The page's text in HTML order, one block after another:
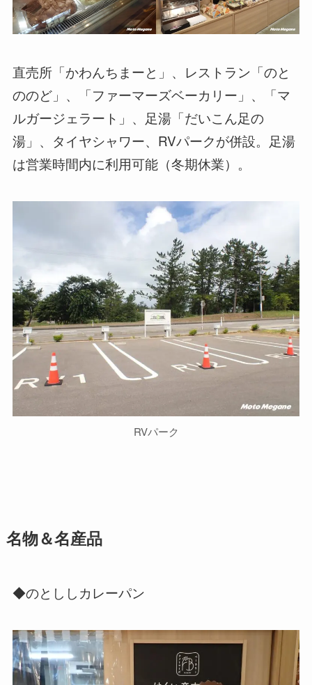
直売所「かわんちまーと」、レストラン「のと
ののど」、「ファーマーズベーカリー」、「マ
ルガージェラート」、足湯「だいこん足の
湯」、タイヤシャワー、RVパークが併設。足湯
は営業時間内に利用可能（冬期休業）。
RVパーク
名物＆名産品
◆のとししカレーパン